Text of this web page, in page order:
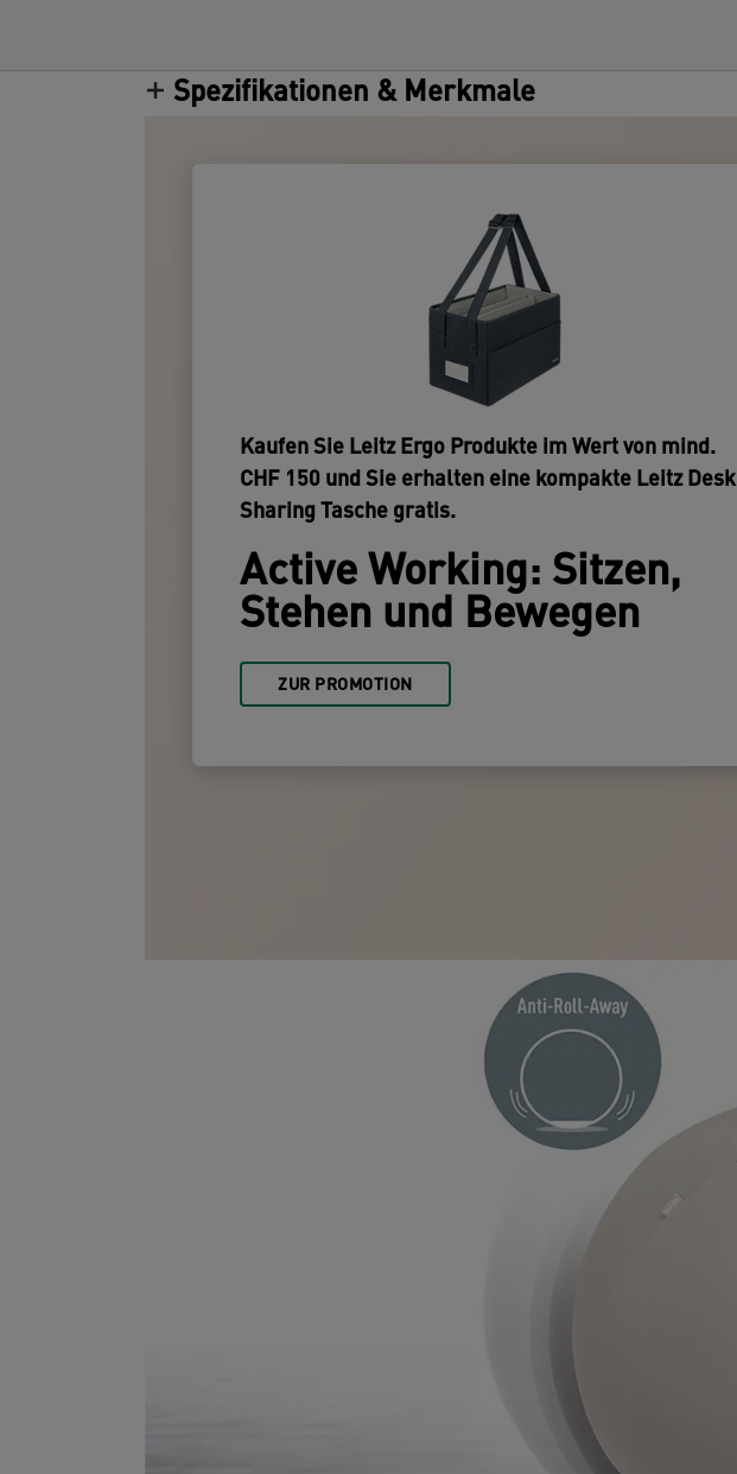
Spezifikationen & Merkmale
Kaufen Sie Leitz Ergo Produkte im Wert von mind.
CHF 150 und Sie erhalten eine kompakte Leitz Desk
Sharing Tasche gratis.
Active Working: Sitzen,
Stehen und Bewegen
ZUR PROMOTION